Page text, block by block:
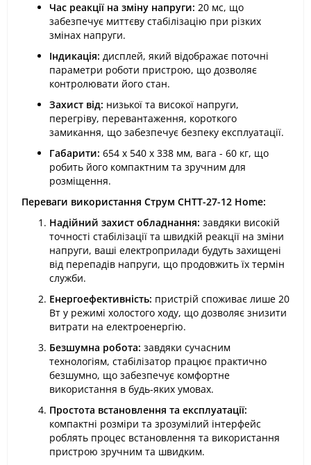
Час реакції на зміну напруги: 20 мс, що
забезпечує миттєву стабілізацію при різких
змінах напруги.
Індикація: дисплей, який відображає поточні
параметри роботи пристрою, що дозволяє
контролювати його стан.
Захист від: низької та високої напруги,
перегріву, перевантаження, короткого
замикання, що забезпечує безпеку експлуатації.
Габарити: 654 х 540 х 338 мм, вага - 60 кг, що
робить його компактним та зручним для
розміщення.
Переваги використання Струм СНТТ-27-12 Home:
Надійний захист обладнання: завдяки високій
точності стабілізації та швидкій реакції на зміни
напруги, ваші електроприлади будуть захищені
від перепадів напруги, що продовжить їх термін
служби.
Енергоефективність: пристрій споживає лише 20
Вт у режимі холостого ходу, що дозволяє знизити
витрати на електроенергію.
Безшумна робота: завдяки сучасним
технологіям, стабілізатор працює практично
безшумно, що забезпечує комфортне
використання в будь-яких умовах.
Простота встановлення та експлуатації:
компактні розміри та зрозумілий інтерфейс
роблять процес встановлення та використання
пристрою зручним та швидким.